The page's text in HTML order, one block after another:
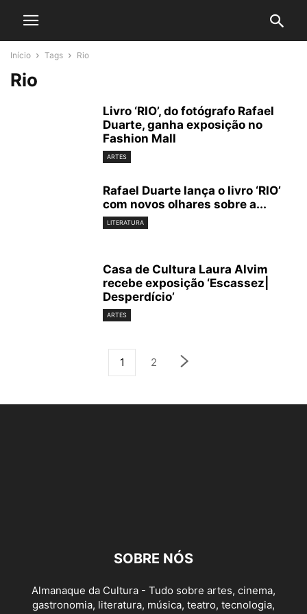
Início Tags Rio
Rio
Livro ‘RIO’, do fotógrafo Rafael
Duarte, ganha exposição no
Fashion Mall
ARTES
Rafael Duarte lança o livro ‘RIO’
com novos olhares sobre a...
LITERATURA
Casa de Cultura Laura Alvim
recebe exposição ‘Escassez|
Desperdício’
ARTES
1 2
SOBRE NÓS
Almanaque da Cultura - Tudo sobre artes, cinema,
gastronomia, literatura, música, teatro, tecnologia,